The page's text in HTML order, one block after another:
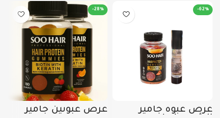
-62%
عرض عبوه جاميز
-28%
عرض عبوتين جاميز